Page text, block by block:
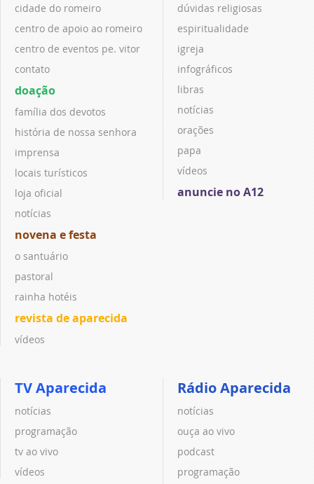
cidade do romeiro
centro de apoio ao romeiro
centro de eventos pe. vitor
contato
doação
família dos devotos
história de nossa senhora
imprensa
locais turísticos
loja oficial
notícias
novena e festa
o santuário
pastoral
rainha hotéis
revista de aparecida
vídeos
dúvidas religiosas
espiritualidade
igreja
infográficos
libras
notícias
orações
papa
vídeos
anuncie no A12
TV Aparecida
notícias
programação
tv ao vivo
vídeos
Rádio Aparecida
notícias
ouça ao vivo
podcast
programação